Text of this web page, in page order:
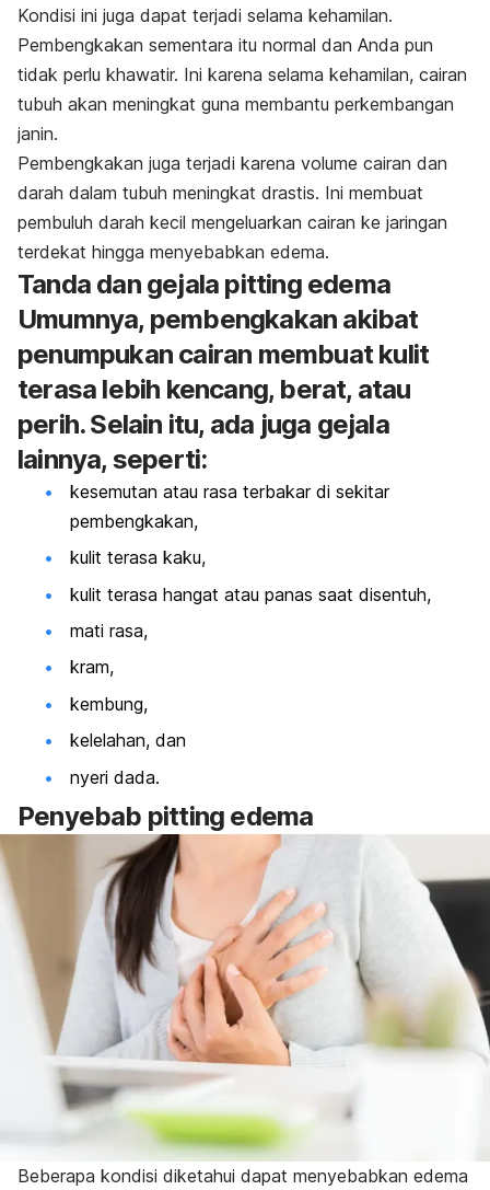
Kondisi ini juga dapat terjadi selama kehamilan.
Pembengkakan sementara itu normal dan Anda pun
tidak perlu khawatir. Ini karena selama kehamilan, cairan
tubuh akan meningkat guna membantu perkembangan
janin.
Pembengkakan juga terjadi karena volume cairan dan
darah dalam tubuh meningkat drastis. Ini membuat
pembuluh darah kecil mengeluarkan cairan ke jaringan
terdekat hingga menyebabkan edema.
Tanda dan gejala pitting edema
Umumnya, pembengkakan akibat
penumpukan cairan membuat kulit
terasa lebih kencang, berat, atau
perih. Selain itu, ada juga gejala
lainnya, seperti:
kesemutan atau rasa terbakar di sekitar
pembengkakan,
kulit terasa kaku,
kulit terasa hangat atau panas saat disentuh,
mati rasa,
kram,
kembung,
kelelahan, dan
nyeri dada.
Penyebab pitting edema
Beberapa kondisi diketahui dapat menyebabkan edema